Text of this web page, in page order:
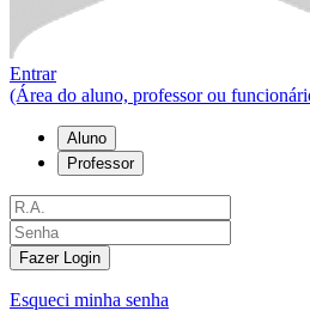
Entrar
(Área do aluno, professor ou
Aluno
Professor
Fazer Login
Esqueci minha senha